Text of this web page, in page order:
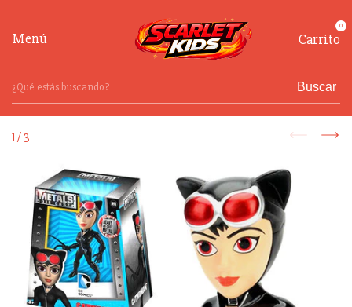
Menú Carrito
0
Buscar
1 /3